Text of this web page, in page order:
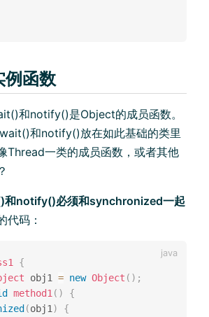
函数
和notify()是Object的成员函数。
和notify()放在如此基础的类里
Thread一类的成员函数，或者其他
和notify()必须和synchronized一起
代码：
{
obj1 = new Object ( ) ;
method1 ( )
{
(obj1 )
{